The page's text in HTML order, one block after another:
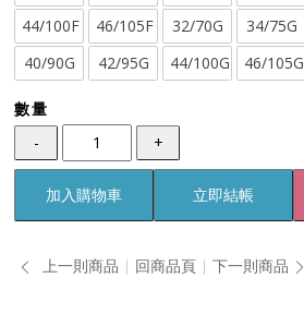
44/100F
46/105F 32/70G 34/75G
40/90G
42/95G 44/100G 46/105G
數量
- +
加入購物車 立即結帳
上一則商品 回商品頁 下一則商品